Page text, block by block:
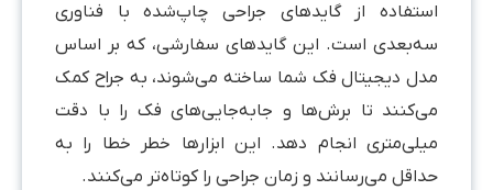
از گایدهای جراحی چاپ‌شده با فناوری
است. این گایدهای سفارشی، که بر اساس
دیجیتال فک شما ساخته می‌شوند، به جراح کمک
تا برش‌ها و جابه‌جایی‌های فک را با دقت
انجام دهد. این ابزارها خطر خطا را به
می‌رسانند و زمان جراحی را کوتاه‌تر می‌کنند.